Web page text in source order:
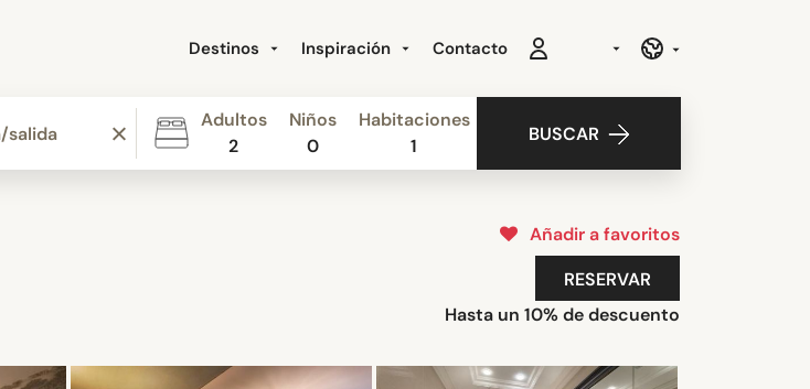
Destinos Inspiración Contacto
Adultos
2
Niños
0
Habitaciones
1
BUSCAR
Añadir a favoritos
RESERVAR
Hasta un 10% de descuento